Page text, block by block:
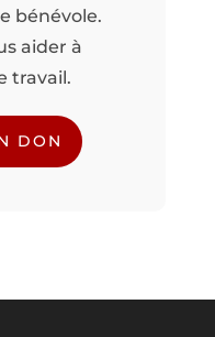
bénévole.
aider à
travail.
DON